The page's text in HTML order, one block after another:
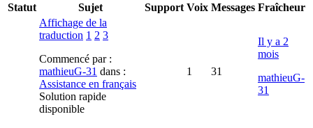
Statut
Sujet Support Voix Messages Fraîcheur
Affichage de la
traduction 1 2 3
Commencé par :
mathieuG-31 dans :
Assistance en français
Solution rapide
disponible
1 31
Il y a 2
mois
mathieuG-
31